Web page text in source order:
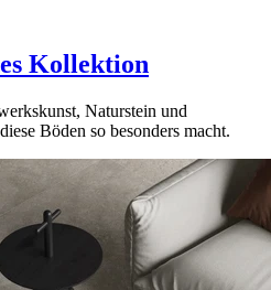
Kollektion
Naturstein und
Böden so besonders macht.